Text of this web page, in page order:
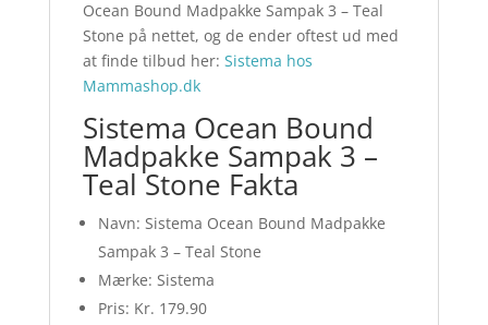
Ocean Bound Madpakke Sampak 3 – Teal
Stone på nettet, og de ender oftest ud med
at finde tilbud her: Sistema hos
Mammashop.dk
Sistema Ocean Bound
Madpakke Sampak 3 –
Teal Stone Fakta
Navn: Sistema Ocean Bound Madpakke
Sampak 3 – Teal Stone
Mærke: Sistema
Pris: Kr. 179.90